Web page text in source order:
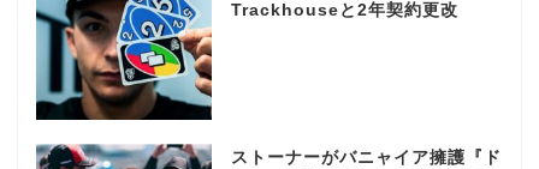
Trackhouseと2年契約更改
ストーナーがバニャイア擁護『ド